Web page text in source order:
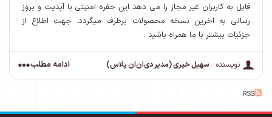
فایل به کاربران غیر مجاز را می دهد این حفره امنیتی با آپدیت و بروز
رسانی به اخرین نسخه محصولات برطرف میگردد. جهت اطلاع از
جزئیات بیشتر با ما همراه باشید .
نویسنده : سهیل خیری (مدیر دی‌ان‌ان پلاس) ادامه مطلب
RSS